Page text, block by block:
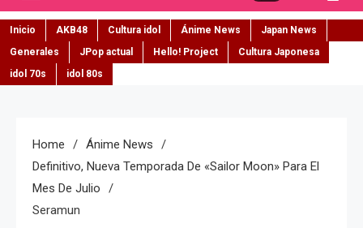
Inicio AKB48 Cultura idol Ánime News
Japan News
Generales
JPop actual Hello! Project
Cultura Japonesa
idol 70s
idol 80s
Home
Ánime News
Definitivo, Nueva Temporada De «Sailor Moon» Para El
Mes De Julio
Seramun